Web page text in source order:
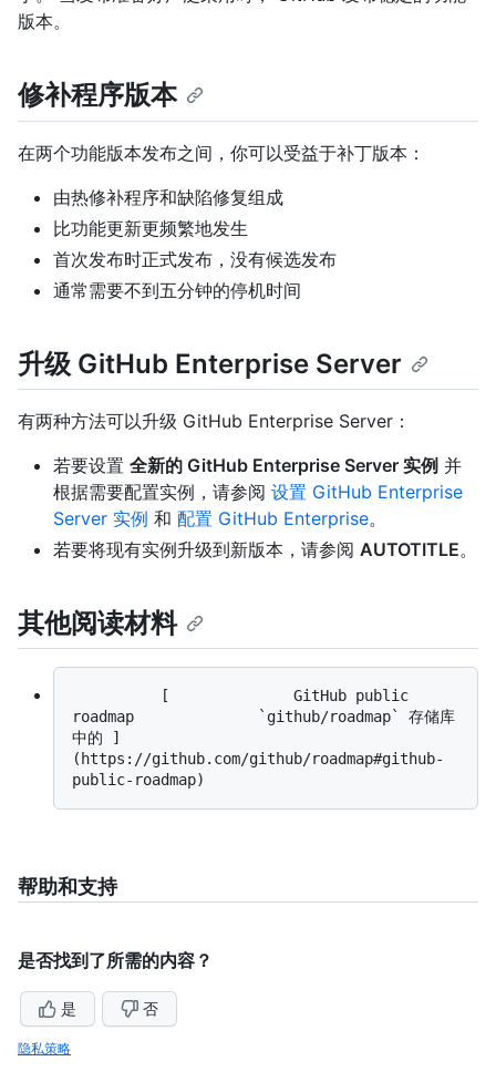
版本。
修补程序版本
在两个功能版本发布之间，你可以受益于补丁版本：
由热修补程序和缺陷修复组成
比功能更新更频繁地发生
首次发布时正式发布，没有候选发布
通常需要不到五分钟的停机时间
升级 GitHub Enterprise Server
有两种方法可以升级 GitHub Enterprise Server：
若要设置 全新的 GitHub Enterprise Server 实例 并
根据需要配置实例，请参阅 设置 GitHub Enterprise
Server 实例 和 配置 GitHub Enterprise。
若要将现有实例升级到新版本，请参阅 AUTOTITLE。
其他阅读材料
roadmap              `github/roadmap` 存储库
中的 ]
(https://github.com/github/roadmap#github-
帮助和支持
是否找到了所需的内容？
是 否
隐私策略